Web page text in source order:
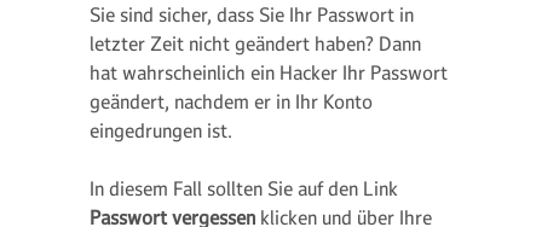
Sie sind sicher, dass Sie Ihr Passwort in
letzter Zeit nicht geändert haben? Dann
hat wahrscheinlich ein Hacker Ihr Passwort
geändert, nachdem er in Ihr Konto
eingedrungen ist.
In diesem Fall sollten Sie auf den Link
Passwort vergessen klicken und über Ihre